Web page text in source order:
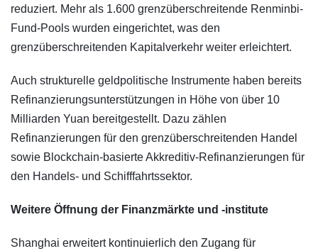
reduziert. Mehr als 1.600 grenzüberschreitende Renminbi-
Fund-Pools wurden eingerichtet, was den
grenzüberschreitenden Kapitalverkehr weiter erleichtert.
Auch strukturelle geldpolitische Instrumente haben bereits
Refinanzierungsunterstützungen in Höhe von über 10
Milliarden Yuan bereitgestellt. Dazu zählen
Refinanzierungen für den grenzüberschreitenden Handel
sowie Blockchain-basierte Akkreditiv-Refinanzierungen für
den Handels- und Schifffahrtssektor.
Weitere Öffnung der Finanzmärkte und -institute
Shanghai erweitert kontinuierlich den Zugang für